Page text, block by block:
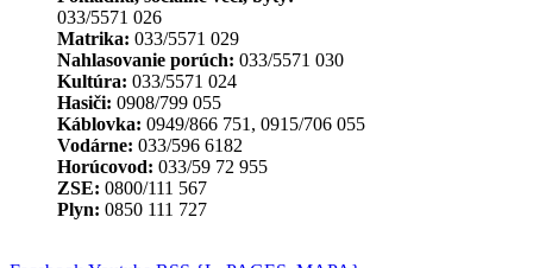
033/5571 026
Matrika: 033/5571 029
Nahlasovanie porúch: 033/5571 030
Kultúra: 033/5571 024
Hasiči: 0908/799 055
Káblovka: 0949/866 751, 0915/706 055
Vodárne: 033/596 6182
Horúcovod: 033/59 72 955
ZSE: 0800/111 567
Plyn: 0850 111 727